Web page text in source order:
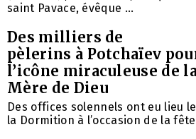
saint Pavace, évêque ...
Des milliers de
pèlerins à Potchaïev
l’icône miraculeuse de
Mère de Dieu
Des offices solennels ont eu lieu
la Dormition à l’occasion de la fête